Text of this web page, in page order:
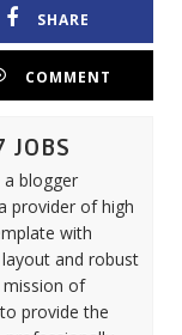
SHARE
COMMENT
a blogger
provider of high
with
and robust
mission of
provide the